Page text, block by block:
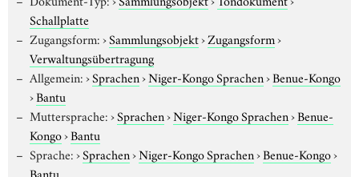
Schallplatte
Zugangsform:›Sammlungsobjekt›Zugangsform›
Verwaltungsübertragung
Allgemein:›Sprachen›Niger-Kongo Sprachen›Benue-Kongo
›Bantu
Muttersprache:›Sprachen›Niger-Kongo Sprachen›Benue-
Kongo›Bantu
Sprache:›Sprachen›Niger-Kongo Sprachen›Benue-Kongo›
Bantu